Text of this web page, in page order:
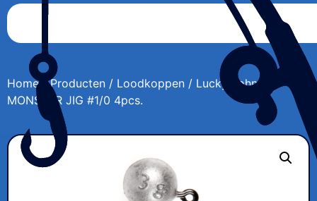
Home/Producten / Loodkoppen / Lucky John
MONSTER JIG #1/0 4pcs.